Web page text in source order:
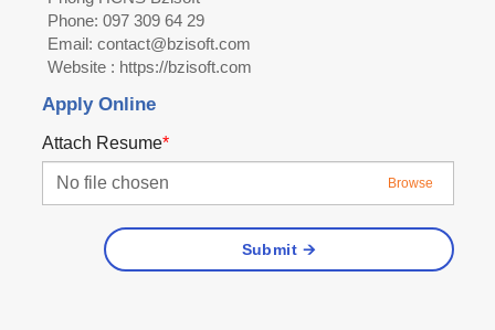
Phone: 097 309 64 29
Email: contact@bzisoft.com
Website : https://bzisoft.com
Apply Online
Attach Resume*
No file chosen Browse
Submit